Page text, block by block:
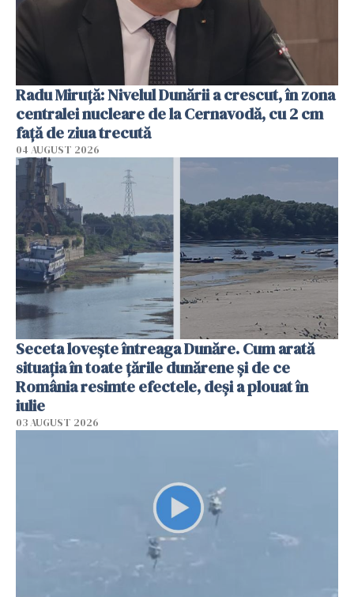
Radu Miruţă: Nivelul Dunării a crescut, în zona
centralei nucleare de la Cernavodă, cu 2 cm
faţă de ziua trecută
04 AUGUST 2026
Seceta lovește întreaga Dunăre. Cum arată
situația în toate țările dunărene și de ce
România resimte efectele, deși a plouat în
iulie
03 AUGUST 2026